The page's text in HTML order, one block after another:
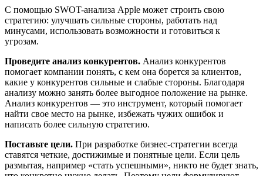
С помощью SWOT-анализа Apple может строить свою
стратегию: улучшать сильные стороны, работать над
минусами, использовать возможности и готовиться к
угрозам.
Проведите анализ конкурентов. Анализ конкурентов
помогает компании понять, с кем она борется за клиентов,
какие у конкурентов сильные и слабые стороны. Благодаря
анализу можно занять более выгодное положение на рынке.
Анализ конкурентов — это инструмент, который помогает
найти свое место на рынке, избежать чужих ошибок и
написать более сильную стратегию.
Поставьте цели. При разработке бизнес-стратегии всегда
ставятся четкие, достижимые и понятные цели. Если цель
размытая, например «стать успешными», никто не будет знать,